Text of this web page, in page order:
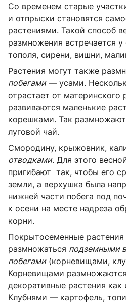
Со временем старые
и отпрыски становятся
растениями. Такой способ
размножения встречается
тополя, сирени, вишни,
Растения могут также
побегами— усами.
отрастает от материнского
развиваются маленькие
корешками. Так
луговой чай.
Смородину, крыжовник,
отводками. Для этого
пригибают так, чтобы его
земли, а верхушка была
нижней части побега под
к осени на месте надреза
корни.
Покрытосеменные
размножаться подземными
побегами(корневищами,
Корневищами
декоративные растения
Клубнями — картофель,